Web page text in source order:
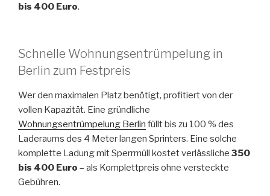
bis 400 Euro.
Schnelle Wohnungsentrümpelung in
Berlin zum Festpreis
Wer den maximalen Platz benötigt, profitiert von der
vollen Kapazität. Eine gründliche
Wohnungsentrümpelung Berlin füllt bis zu 100 % des
Laderaums des 4 Meter langen Sprinters. Eine solche
komplette Ladung mit Sperrmüll kostet verlässliche 350
bis 400 Euro – als Komplettpreis ohne versteckte
Gebühren.